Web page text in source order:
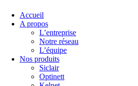
Accueil
A propos
L’entreprise
Notre réseau
L’équipe
Nos produits
Siclair
Optinett